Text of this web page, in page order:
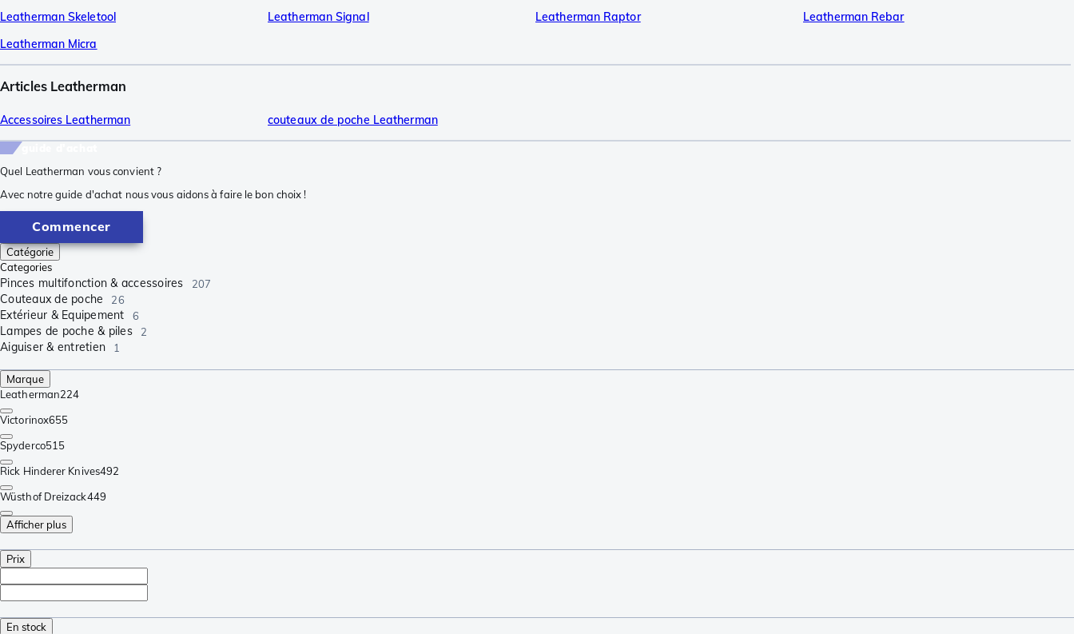
Leatherman Skeletool
Leatherman Signal Leatherman Raptor
Leatherman Rebar
Leatherman Micra
Articles Leatherman
Accessoires Leatherman couteaux de poche Leatherman
Quel Leatherman vous convient ?
Avec notre guide d'achat nous vous aidons à faire le bon choix !
Commencer
Catégorie
Categories
Pinces multifonction & accessoires 207
Couteaux de poche 26
Extérieur & Équipement 6
Lampes de poche & piles 2
Aiguiser & entretien 1
Marque
Leatherman224
Victorinox655
Spyderco515
Rick Hinderer Knives492
Wüsthof Dreizack449
Afficher plus
Prix
En stock